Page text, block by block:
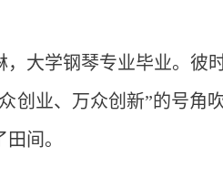
，大学钢琴专业毕业。
创业、万众创新”的号
间。